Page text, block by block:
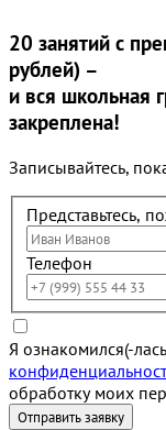
20 занятий с
рублей) –
и вся школьная
закреплена!
Записывайтесь,
Представьтесь,
Телефон
Я ознакомился(-
обработку моих